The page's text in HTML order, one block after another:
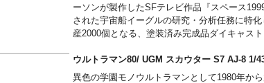
ーソンが製作したSFテレビ作品『スペース
された宇宙船イーグルの研究・分析任務に特
産2000個となる、塗装済み完成品ダイキャスト
ウルトラマン80/ UGM スカウター S7 AJ-8
異色の学園モノウルトラマンとして1980年か